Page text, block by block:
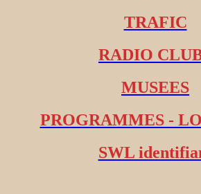
TRAFIC
RADIO
MUSEES
PROGRAMMES -
SWL